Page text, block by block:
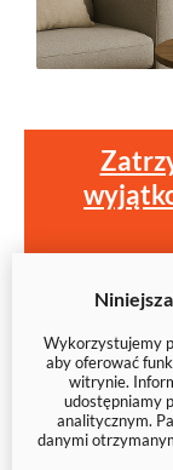
Wykorzystujemy
aby oferować
witrynie.
udostępniamy
analitycznym.
danymi